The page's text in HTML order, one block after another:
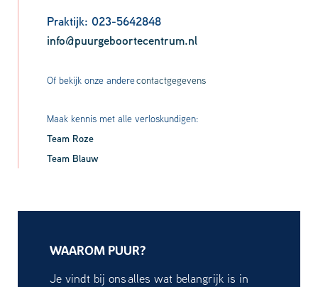
Praktijk: 023-5642848
info@puurgeboortecentrum.nl
Of bekijk onze anderecontactgegevens
Maak kennis met alle verloskundigen:
Team Roze
Team Blauw
WAAROM PUUR?
Je vindt bij ons alles wat belangrijk is in